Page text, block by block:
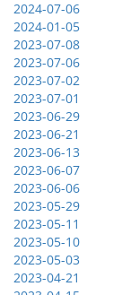
2024-07-06
2024-01-05
2023-07-08
2023-07-06
2023-07-02
2023-07-01
2023-06-29
2023-06-21
2023-06-13
2023-06-07
2023-06-06
2023-05-29
2023-05-11
2023-05-10
2023-05-03
2023-04-21